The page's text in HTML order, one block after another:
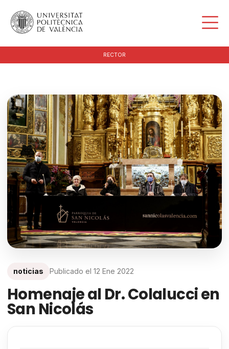
RECTOR
noticias Publicado el 12 Ene 2022
Homenaje al Dr. Colalucci en
San Nicolás